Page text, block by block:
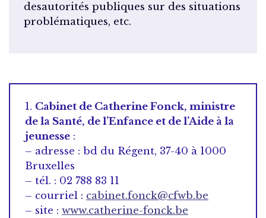
desautorités publiques sur des situations
problématiques, etc.
1. Cabinet de Catherine Fonck, ministre
de la Santé, de l’Enfance et de l’Aide à la
jeunesse :
– adresse : bd du Régent, 37-40 à 1000
Bruxelles
– tél. : 02 788 83 11
– courriel : cabinet.fonck@cfwb.be
– site : www.catherine-fonck.be